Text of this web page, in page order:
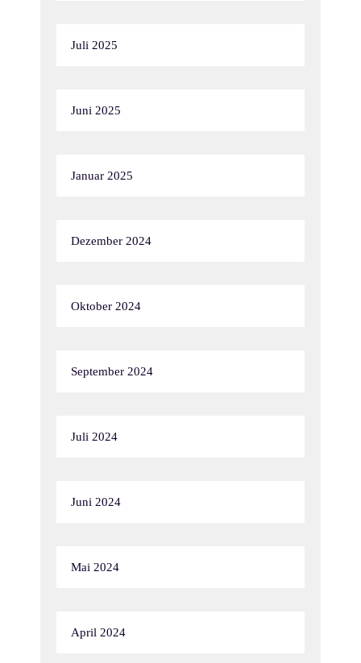
Juli 2025
Juni 2025
Januar 2025
Dezember 2024
Oktober 2024
September 2024
Juli 2024
Juni 2024
Mai 2024
April 2024